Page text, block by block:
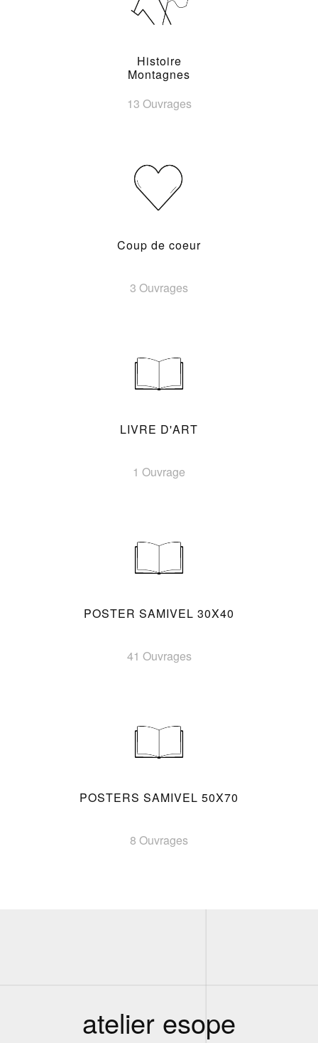
Histoire
Montagnes
13 Ouvrages
Coup de coeur
3 Ouvrages
LIVRE D'ART
1 Ouvrage
POSTER SAMIVEL 30X40
41 Ouvrages
POSTERS SAMIVEL 50X70
8 Ouvrages
atelier esope